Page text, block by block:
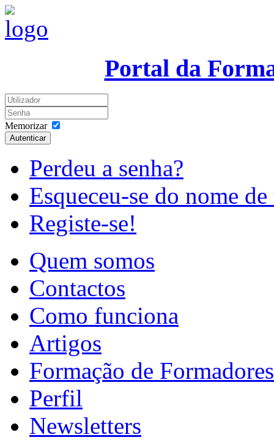
Portal da
Memorizar
Autenticar
Perdeu a senha?
Esqueceu-se do nome
Registe-se!
Quem somos
Contactos
Como funciona
Artigos
Formação de Formadores
Perfil
Newsletters